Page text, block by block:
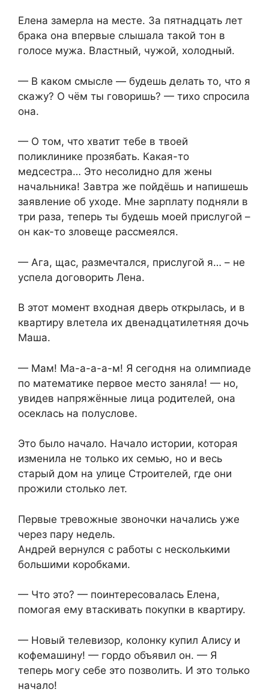
Елена замерла на месте. За пятнадцать лет
брака она впервые слышала такой тон в
голосе мужа. Властный, чужой, холодный.
— В каком смысле — будешь делать то, что я
скажу? О чём ты говоришь? — тихо спросила
она.
— О том, что хватит тебе в твоей
поликлинике прозябать. Какая-то
медсестра… Это несолидно для жены
начальника! Завтра же пойдёшь и напишешь
заявление об уходе. Мне зарплату подняли в
три раза, теперь ты будешь моей прислугой –
он как-то зловеще рассмеялся.
— Ага, щас, размечтался, прислугой я… – не
успела договорить Лена.
В этот момент входная дверь открылась, и в
квартиру влетела их двенадцатилетняя дочь
Маша.
— Мам! Ма-а-а-а-м! Я сегодня на олимпиаде
по математике первое место заняла! — но,
увидев напряжённые лица родителей, она
осеклась на полуслове.
Это было начало. Начало истории, которая
изменила не только их семью, но и весь
старый дом на улице Строителей, где они
прожили столько лет.
Первые тревожные звоночки начались уже
через пару недель.
Андрей вернулся с работы с несколькими
большими коробками.
— Что это? — поинтересовалась Елена,
помогая ему втаскивать покупки в квартиру.
— Новый телевизор, колонку купил Алису и
кофемашину! — гордо объявил он. — Я
теперь могу себе это позволить. И это только
начало!